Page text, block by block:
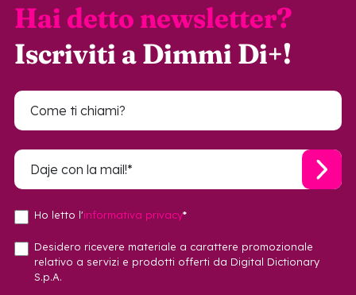
Hai detto newsletter?
Iscriviti a Dimmi Di+!
Ho letto l'informativa privacy*
Desidero ricevere materiale a carattere promozionale
relativo a servizi e prodotti offerti da Digital Dictionary
S.p.A.